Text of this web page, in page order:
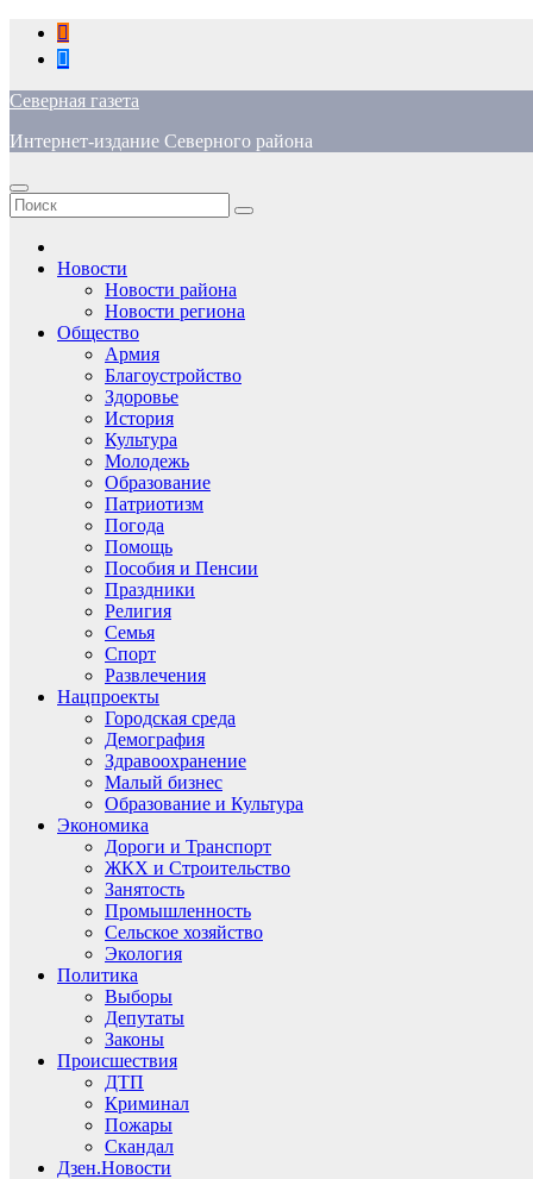
Перейти
содержимому
Северная газета
Интернет-издание Северного района
Новости
Новости района
Новости региона
Общество
Армия
Благоустройство
Здоровье
История
Культура
Молодежь
Образование
Патриотизм
Погода
Помощь
Пособия и Пенсии
Праздники
Религия
Семья
Спорт
Развлечения
Нацпроекты
Городская среда
Демография
Здравоохранение
Малый бизнес
Образование и Культура
Экономика
Дороги и Транспорт
ЖКХ и Строительство
Занятость
Промышленность
Сельское хозяйство
Экология
Политика
Выборы
Депутаты
Законы
Происшествия
ДТП
Криминал
Пожары
Скандал
Дзен.Новости